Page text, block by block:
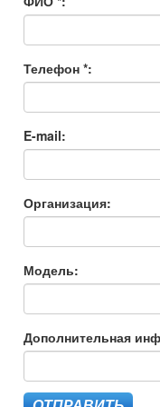
Телефон *:
E-mail:
Организация:
Модель:
Дополнительная